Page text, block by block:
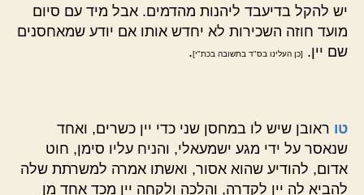
יש להקל בדיעבד ליהנות מהדמים. אבל מיד עם סיום
מועד חוזה השכירות לא יחדש אותו אם יודע שמאחסנים
שם יין.
[כן העלינו בס"ד בתשובה בכת"י].
טו ראובן שיש לו במחסן שני כדי יין כשרים, ואחד
שנאסר על ידי מגע ישמעאלי, והניח עליו סימן, חוט
אדום, להודיע שהוא אסור, ואשתו אמרה למשרתת שלה
להביא לה יין לקדרה, והלכה ולקחה יין מכד אחד מן